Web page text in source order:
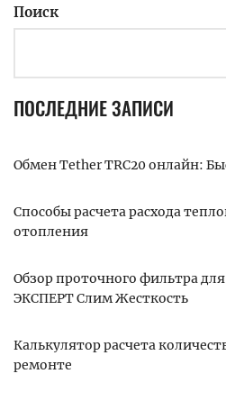
Поиск
ПОСЛЕДНИЕ ЗАПИСИ
Обмен Tether TRC20 онлайн:
Способы расчета расхода
отопления
Обзор проточного фильтра
ЭКСПЕРТ Слим Жесткость
Калькулятор расчета
ремонте